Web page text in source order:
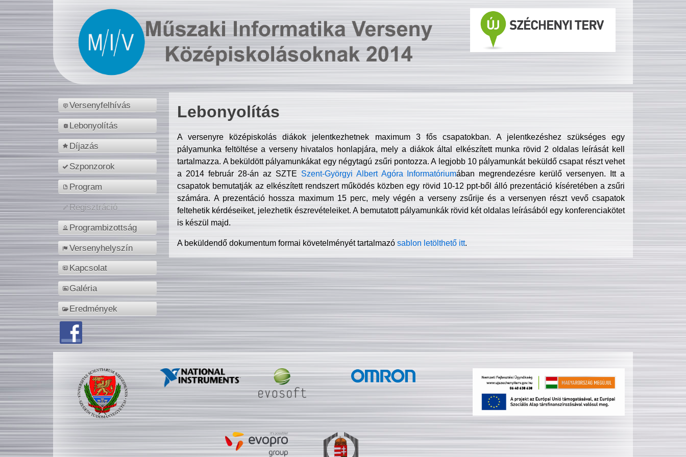
Versenyfelhívás
Lebonyolítás
Díjazás
Szponzorok
Program
Regisztráció
Programbizottság
Versenyhelyszín
Kapcsolat
Galéria
Eredmények
Lebonyolítás
A versenyre középiskolás diákok jelentkezhetnek maximum 3 fős csapatokban. A jelentkezéshez szükséges egy
pályamunka feltöltése a verseny hivatalos honlapjára, mely a diákok által elkészített munka rövid 2 oldalas leírását kell
tartalmazza. A beküldött pályamunkákat egy négytagú zsűri pontozza. A legjobb 10 pályamunkát beküldő csapat részt vehet
a 2014 február 28-án az SZTE Szent-Györgyi Albert Agóra Informatóriumában megrendezésre kerülő versenyen. Itt a
csapatok bemutatják az elkészített rendszert működés közben egy rövid 10-12 ppt-ből álló prezentáció kíséretében a zsűri
számára. A prezentáció hossza maximum 15 perc, mely végén a verseny zsűrije és a versenyen részt vevő csapatok
feltehetik kérdéseiket, jelezhetik észrevételeiket. A bemutatott pályamunkák rövid két oldalas leírásából egy konferenciakötet
is készül majd.
A beküldendő dokumentum formai követelményét tartalmazósablon letölthető itt.